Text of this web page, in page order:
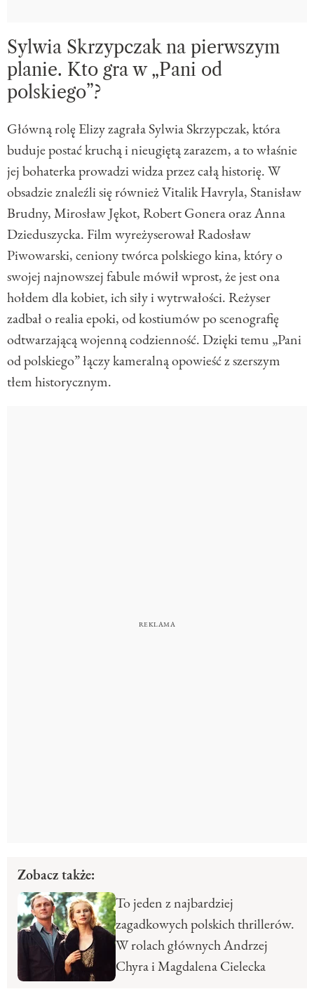
Sylwia Skrzypczak na pierwszym
planie. Kto gra w „Pani od
polskiego”?
Główną rolę Elizy zagrała Sylwia Skrzypczak, która
buduje postać kruchą i nieugiętą zarazem, a to właśnie
jej bohaterka prowadzi widza przez całą historię. W
obsadzie znaleźli się również Vitalik Havryla, Stanisław
Brudny, Mirosław Jękot, Robert Gonera oraz Anna
Dzieduszycka. Film wyreżyserował Radosław
Piwowarski, ceniony twórca polskiego kina, który o
swojej najnowszej fabule mówił wprost, że jest ona
hołdem dla kobiet, ich siły i wytrwałości. Reżyser
zadbał o realia epoki, od kostiumów po scenografię
odtwarzającą wojenną codzienność. Dzięki temu „Pani
od polskiego” łączy kameralną opowieść z szerszym
tłem historycznym.
Zobacz także:
To jeden z najbardziej
zagadkowych polskich thrillerów.
W rolach głównych Andrzej
Chyra i Magdalena Cielecka